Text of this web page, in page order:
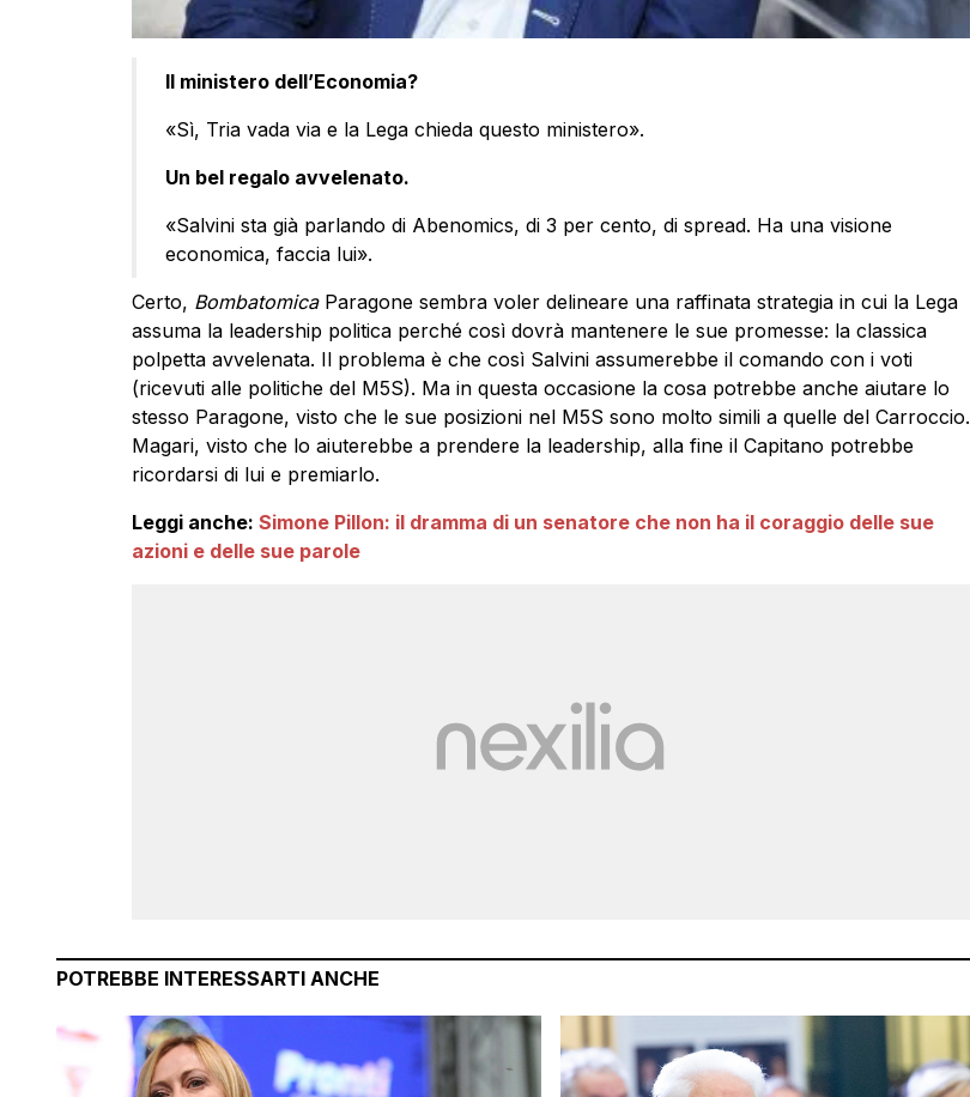
Il ministero dell’Economia?
«Sì, Tria vada via e la Lega chieda questo ministero».
Un bel regalo avvelenato.
«Salvini sta già parlando di Abenomics, di 3 per cento, di spread. Ha una visione
economica, faccia lui».
Certo, BombatomicaParagone sembra voler delineare una raffinata strategia in cui la Lega
assuma la leadership politica perché così dovrà mantenere le sue promesse: la classica
polpetta avvelenata. Il problema è che così Salvini assumerebbe il comando con i voti
(ricevuti alle politiche del M5S). Ma in questa occasione la cosa potrebbe anche aiutare lo
stesso Paragone, visto che le sue posizioni nel M5S sono molto simili a quelle del Carroccio.
Magari, visto che lo aiuterebbe a prendere la leadership, alla fine il Capitano potrebbe
ricordarsi di lui e premiarlo.
Leggi anche: Simone Pillon: il dramma di un senatore che non ha il coraggio delle sue
azioni e delle sue parole
POTREBBE INTERESSARTI ANCHE